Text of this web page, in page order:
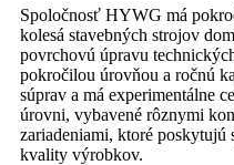
Spoločnosť HYWG má
kolesá stavebných strojov
povrchovú úpravu
pokročilou úrovňou a ročnú
súprav a má experimentálne
úrovni, vybavené rôznymi
zariadeniami, ktoré poskytujú
kvality výrobkov.